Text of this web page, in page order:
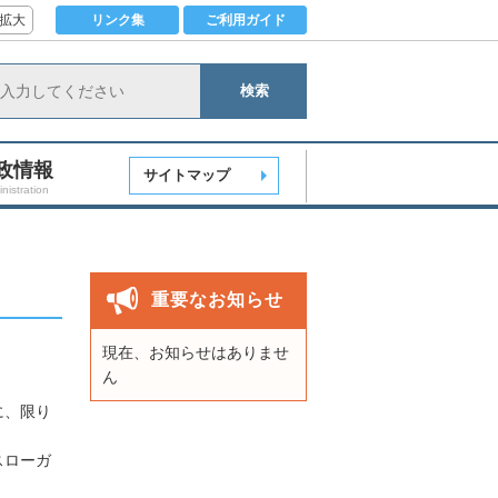
拡大 リンク集 ご利用ガイド
検索
情報 サイトマップ
限り
ローガ
重要なお知らせ
現在、お知らせはありませ
ん